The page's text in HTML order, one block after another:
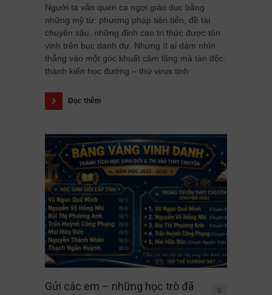
Người ta vẫn quen ca ngợi giáo dục bằng
những mỹ từ: phương pháp tiên tiến, đề tài
chuyên sâu, những đỉnh cao tri thức được tôn
vinh trên bục danh dự. Nhưng ít ai dám nhìn
thẳng vào một góc khuất câm lặng mà tàn độc:
thành kiến học đường – thứ virus tinh
Đọc thêm
Gửi các em – những học trò đã
0